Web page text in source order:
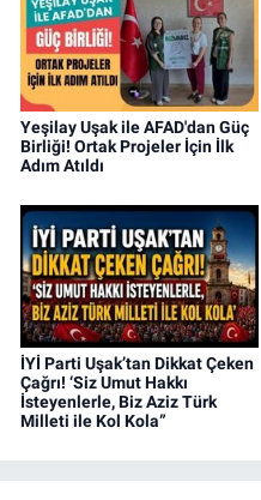
Yeşilay Uşak ile AFAD'dan Güç
Birliği! Ortak Projeler İçin İlk
Adım Atıldı
İYİ Parti Uşak’tan Dikkat Çeken
Çağrı! ‘Siz Umut Hakkı
İsteyenlerle, Biz Aziz Türk
Milleti ile Kol Kola”